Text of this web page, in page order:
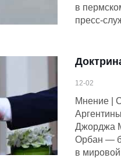
в
пресс-
12-02
Мнение |
Джорджа
Орбан —
в